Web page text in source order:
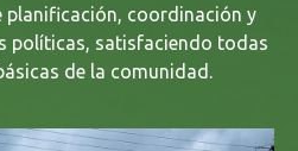
planificación, coordinación y
políticas, satisfaciendo todas
de la comunidad.